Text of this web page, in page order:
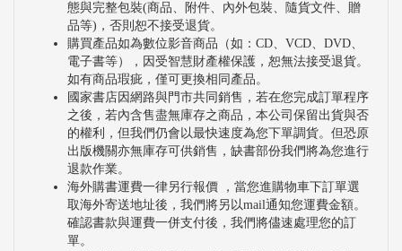
由各示範區之改善排水工程規劃進度中，得知東石示
範區尚處於計畫擬訂作業中；由於公眾參與之原則係
採用由下而上的方式辦理，以利凝聚共識，因此對於
尚屬擬訂中的示範區計畫，尤其適合採用。
四、公眾參與
公眾參與係指民眾對於政府政策、活動及公眾事務的
參與；本計畫透過不同形式之對話活動，歸納基層民
眾的意見，進而形成共識。
態與完整包裝(商品、附件、內外包裝、隨貨文件、贈
品等)，否則恕不接受退貨。
購買產品如為數位影音商品（如：CD、VCD、DVD、
電子書等），因受智慧財產權保護，恕無法接受退貨。
如有商品瑕疵，僅可更換相同產品。
國家書店因網路與門市共同銷售，若在您完成訂單程序
之後，若內含售盡無庫存之商品，本公司保留出貨與否
的權利，但我們仍會以最快速度為您下單調貨。但恐原
出版機關亦無庫存可供銷售，缺書部份我們將為您進行
退款作業。
海外購書運費一律另行報價 ，當您進購物車下訂單選
取海外寄送地址後，我們將另以mail通知您運費金額。
確認書款與運費一併支付後，我們將儘速處理您的訂
單。